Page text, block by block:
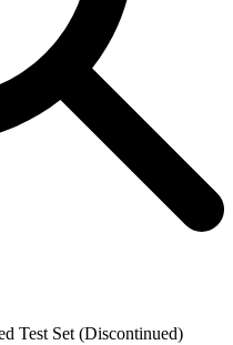
Test Set (Discontinued)